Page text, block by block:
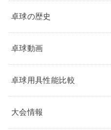
卓球の歴史
卓球動画
卓球用具性能比較
大会情報